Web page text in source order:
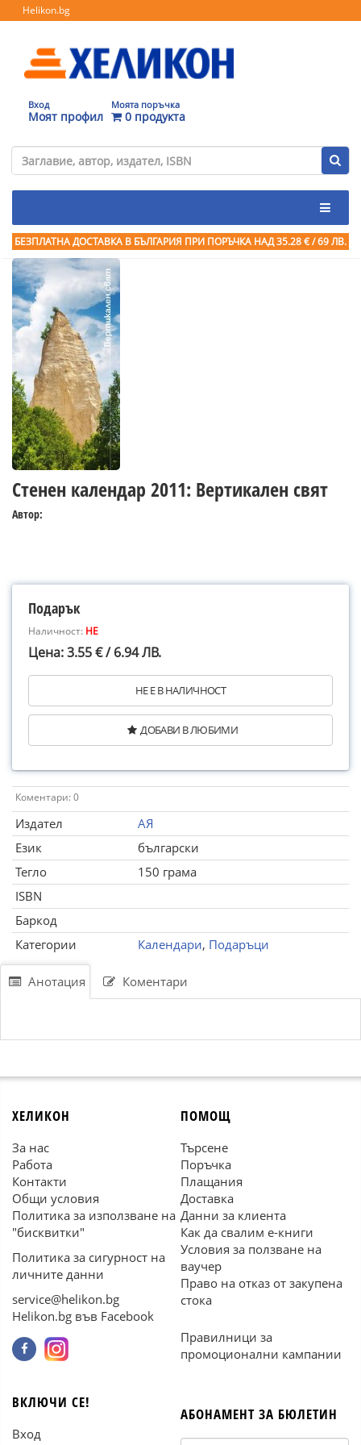
Helikon.bg
Вход
Моят профил
Моята поръчка
0 продукта
БЕЗПЛАТНА ДОСТАВКА В БЪЛГАРИЯ ПРИ ПОРЪЧКА НАД 35.28 € / 69 ЛВ.
Стенен календар 2011: Вертикален свят
Автор:
Подарък
Наличност: НЕ
Цена: 3.55 € / 6.94 ЛВ.
НЕ Е В НАЛИЧНОСТ
ДОБАВИ В ЛЮБИМИ
Коментари: 0
Издател
АЯ
Език
български
Тегло
150 грама
ISBN
Баркод
Категории
Календари, Подаръци
Анотация Коментари
ХЕЛИКОН
За нас
Работа
Контакти
Общи условия
Политика за използване на
"бисквитки"
Политика за сигурност на
личните данни
service@helikon.bg
Helikon.bg във Facebook
ПОМОЩ
Търсене
Поръчка
Плащания
Доставка
Данни за клиента
Как да свалим е-книги
Условия за ползване на
ваучер
Право на отказ от закупена
стока
Правилници за
промоционални кампании
ВКЛЮЧИ СЕ!
Вход
АБОНАМЕНТ ЗА БЮЛЕТИН